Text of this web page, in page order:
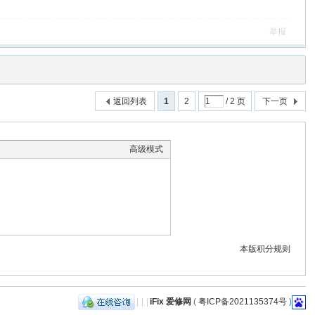
举报
1 2 / 2 页 下一页
返回列表
高级模式
本版积分规则
| | | iFix 爱修网 ( 粤ICP备2021135374号)